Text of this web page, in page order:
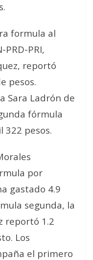
formula al
PRI,
reportó
pesos.
Sara Ladrón de
fórmula
322 pesos.
por
gastado 4.9
segunda, la
reportó 1.2
Los
el primero